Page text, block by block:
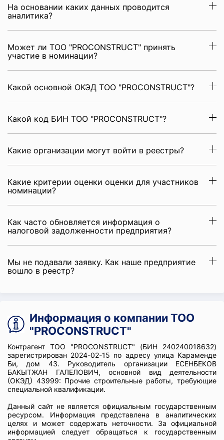
На основании каких данных проводится
аналитика?
Может ли ТОО "PROCONSTRUCT" принять
участие в номинации?
Какой основной ОКЭД ТОО "PROCONSTRUCT"?
Какой код БИН ТОО "PROCONSTRUCT"?
Какие организации могут войти в реестры?
Какие критерии оценки оценки для участников
номинации?
Как часто обновляется информация о
налоговой задолженности предприятия?
Мы не подавали заявку. Как наше предприятие
вошло в реестр?
Информация о компании ТОО
"PROCONSTRUCT"
Контрагент ТОО "PROCONSTRUCT" (БИН 240240018632)
зарегистрирован 2024-02-15 по адресу улица Караменде
Би, дом 43. Руководитель организации ЕСЕНБЕКОВ
БАКЫТЖАН ГАЛЕЛОВИЧ, основной вид деятельности
(ОКЭД) 43999: Прочие строительные работы, требующие
специальной квалификации.
Данный сайт не является официальным государственным
ресурсом. Информация представлена в аналитических
целях и может содержать неточности. За официальной
информацией следует обращаться к государственным